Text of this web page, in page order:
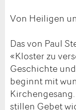
Von Heiligen
Das von Paul
«Kloster zu
Geschichte
beginnt mit
stillen Gebet